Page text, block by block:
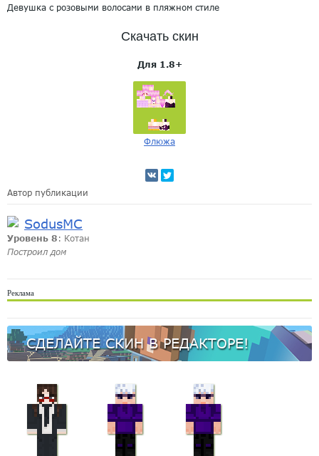
Девушка с розовыми волосами в пляжном стиле
Скачать скин
Для 1.8+
Флюжа
Автор публикации
SodusMC
Уровень 8 : Котан
Построил дом
Реклама
СДЕЛАЙТЕ СКИН В РЕДАКТОРЕ!